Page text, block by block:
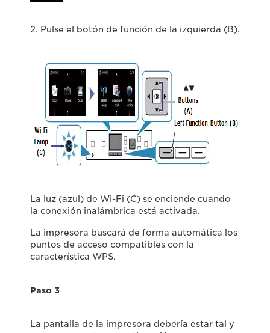
2. Pulse el botón de función de la izquierda (B).
La luz (azul) de Wi-Fi (C) se enciende cuando
la conexión inalámbrica está activada.
La impresora buscará de forma automática los
puntos de acceso compatibles con la
característica WPS.
Paso 3
La pantalla de la impresora debería estar tal y